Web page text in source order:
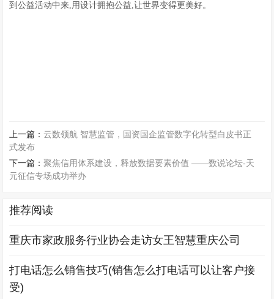
到公益活动中来,用设计拥抱公益,让世界变得更美好。
上一篇：云数领航 智慧监管，国资国企监管数字化转型白皮书正
式发布
下一篇：聚焦信用体系建设，释放数据要素价值 ——数说论坛-天
元征信专场成功举办
推荐阅读
重庆市家政服务行业协会走访女王智慧重庆公司
打电话怎么销售技巧(销售怎么打电话可以让客户接
受)